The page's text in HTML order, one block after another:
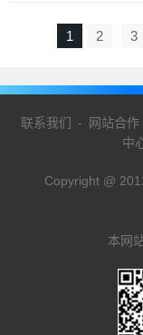
1 2 3
联系我们 - 网站合作
中
Copyright @
本网